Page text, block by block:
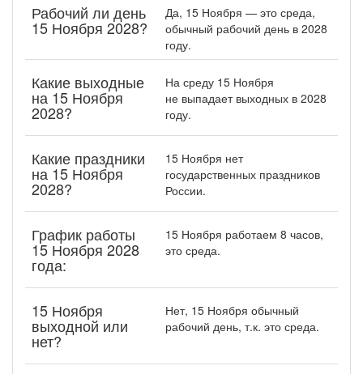
Рабочий ли день
15 Ноября 2028?
Да, 15 Ноября — это среда,
обычный рабочий день в 2028
году.
Какие выходные
на 15 Ноября
2028?
На среду 15 Ноября
не выпадает выходных в 2028
году.
Какие праздники
на 15 Ноября
2028?
15 Ноября нет
государственных праздников
России.
График работы
15 Ноября 2028
года:
15 Ноября работаем 8 часов,
это среда.
15 Ноября
выходной или
нет?
Нет, 15 Ноября обычный
рабочий день, т.к. это среда.